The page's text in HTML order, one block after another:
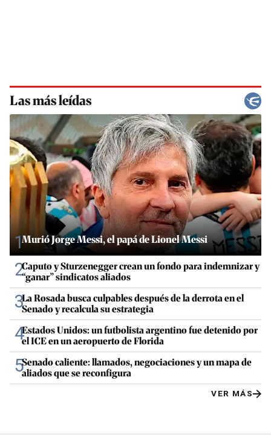
Las más leídas
1Murió Jorge Messi, el papá de Lionel Messi
2Caputo y Sturzenegger crean un fondo para indemnizar y
“ganar” sindicatos aliados
3La Rosada busca culpables después de la derrota en el
Senado y recalcula su estrategia
4Estados Unidos: un futbolista argentino fue detenido por
el ICE en un aeropuerto de Florida
5Senado caliente: llamados, negociaciones y un mapa de
aliados que se reconfigura
VER MÁS